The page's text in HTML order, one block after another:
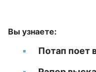
Вы узнаете:
Потап поет